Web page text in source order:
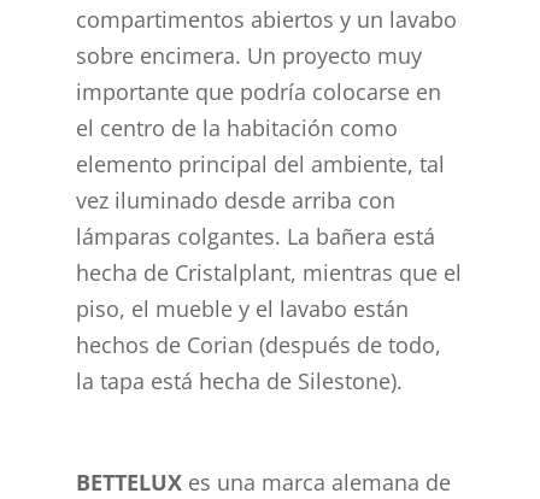
compartimentos abiertos y un lavabo
sobre encimera. Un proyecto muy
importante que podría colocarse en
el centro de la habitación como
elemento principal del ambiente, tal
vez iluminado desde arriba con
lámparas colgantes. La bañera está
hecha de Cristalplant, mientras que el
piso, el mueble y el lavabo están
hechos de Corian (después de todo,
la tapa está hecha de Silestone).
BETTELUX es una marca alemana de